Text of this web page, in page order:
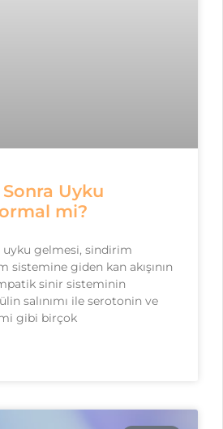
Uyku
mi?
uyku gelmesi, sindirim
sistemine giden kan akışının
sinir sisteminin
salınımı ile serotonin ve
gibi birçok